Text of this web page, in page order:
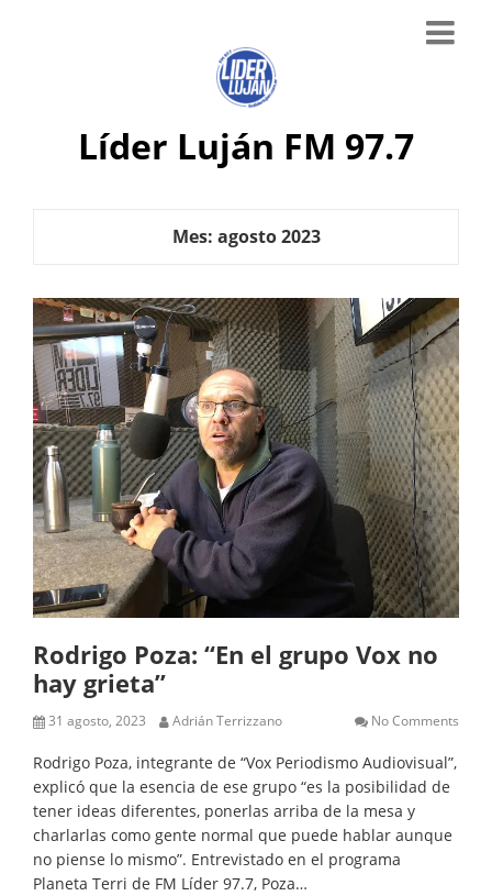
Líder Luján FM 97.7
Mes: agosto 2023
Rodrigo Poza: “En el grupo Vox no
hay grieta”
31 agosto, 2023 Adrián Terrizzano No Comments
Rodrigo Poza, integrante de “Vox Periodismo Audiovisual”,
explicó que la esencia de ese grupo “es la posibilidad de
tener ideas diferentes, ponerlas arriba de la mesa y
charlarlas como gente normal que puede hablar aunque
no piense lo mismo”. Entrevistado en el programa
Planeta Terri de FM Líder 97.7, Poza…